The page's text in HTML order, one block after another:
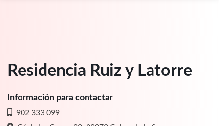
Residencia Ruiz y Latorre
Información para contactar
902 333 099